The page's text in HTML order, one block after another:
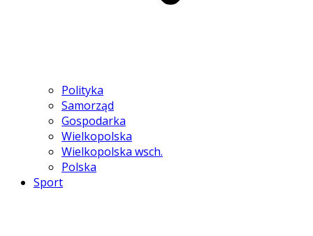
Polityka
Samorząd
Gospodarka
Wielkopolska
Wielkopolska wsch.
Polska
Sport